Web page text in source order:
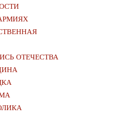
ОТЕЧЕСТВА